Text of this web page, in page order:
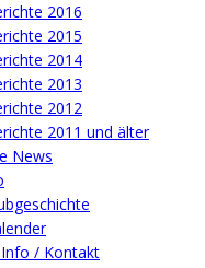
2016
2015
2014
2013
2012
2011 und älter
News
/ Kontakt